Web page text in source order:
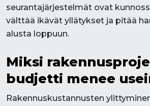
seurantajärjestelmät ovat
välttää ikävät yllätykset ja pitää
alusta loppuun.
Miksi
budjetti menee
Rakennuskustannusten